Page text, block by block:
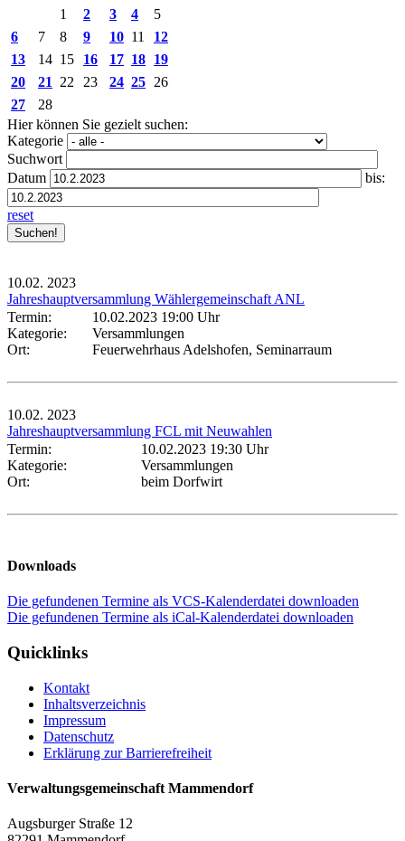
1
2 3 4
5
6
7 8 9 10 11
12
13
14 15 16 17 18 19
20
21 22 23 24 25 26
27
28
Hier können Sie gezielt suchen:
Kategorie
Suchwort
Datum
bis:
reset
10.02. 2023
Jahreshauptversammlung Wählergemeinschaft ANL
Termin:
10.02.2023 19:00 Uhr
Kategorie:
Versammlungen
Ort:
Feuerwehrhaus Adelshofen, Seminarraum
10.02. 2023
Jahreshauptversammlung FCL mit Neuwahlen
Termin:
10.02.2023 19:30 Uhr
Kategorie:
Versammlungen
Ort:
beim Dorfwirt
Downloads
Die gefundenen Termine als VCS-Kalenderdatei downloaden
Die gefundenen Termine als iCal-Kalenderdatei downloaden
Quicklinks
Kontakt
Inhaltsverzeichnis
Impressum
Datenschutz
Erklärung zur Barrierefreiheit
Verwaltungsgemeinschaft Mammendorf
Augsburger Straße 12